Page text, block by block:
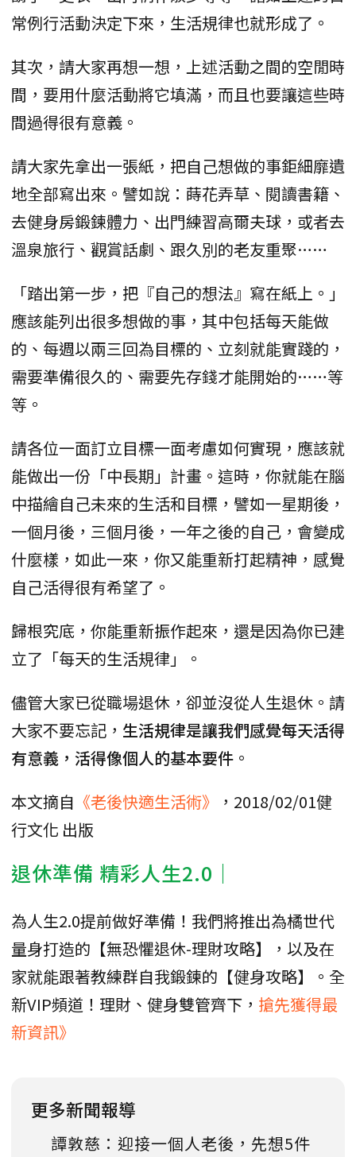
常例行活動決定下來，生活規律也就形成了。
其次，請大家再想一想，上述活動之間的空閒時
間，要用什麼活動將它填滿，而且也要讓這些時
間過得很有意義。
請大家先拿出一張紙，把自己想做的事鉅細靡遺
地全部寫出來。譬如說：蒔花弄草、閱讀書籍、
去健身房鍛鍊體力、出門練習高爾夫球，或者去
溫泉旅行、觀賞話劇、跟久別的老友重聚……
「踏出第一步，把『自己的想法』寫在紙上。」
應該能列出很多想做的事，其中包括每天能做
的、每週以兩三回為目標的、立刻就能實踐的，
需要準備很久的、需要先存錢才能開始的……等
等。
請各位一面訂立目標一面考慮如何實現，應該就
能做出一份「中長期」計畫。這時，你就能在腦
中描繪自己未來的生活和目標，譬如一星期後，
一個月後，三個月後，一年之後的自己，會變成
什麼樣，如此一來，你又能重新打起精神，感覺
自己活得很有希望了。
歸根究底，你能重新振作起來，還是因為你已建
立了「每天的生活規律」。
儘管大家已從職場退休，卻並沒從人生退休。請
大家不要忘記， 生活規律是讓我們感覺每天活得
有意義，活得像個人的基本要件 。
本文摘自 《老後快適生活術》
，2018/02/01健
行文化 出版
退休準備 精彩人生2.0｜
為人生2.0提前做好準備！我們將推出為橘世代
量身打造的【無恐懼退休-理財攻略】，以及在
家就能跟著教練群自我鍛鍊的【健身攻略】。全
新VIP頻道！理財、健身雙管齊下， 搶先獲得最
新資訊》
更多新聞報導
譚敦慈：迎接一個人老後，先想5件